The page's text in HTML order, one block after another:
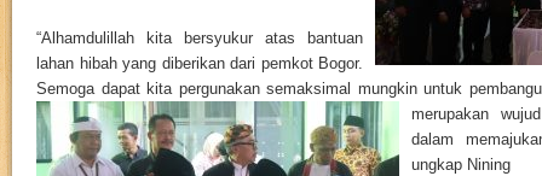
“Alhamdulillah kita bersyukur atas bantuan
lahan hibah yang diberikan dari pemkot Bogor.
Semoga dapat kita pergunakan semaksimal mungkin untuk
merupakan
dalam
ungkap Nining